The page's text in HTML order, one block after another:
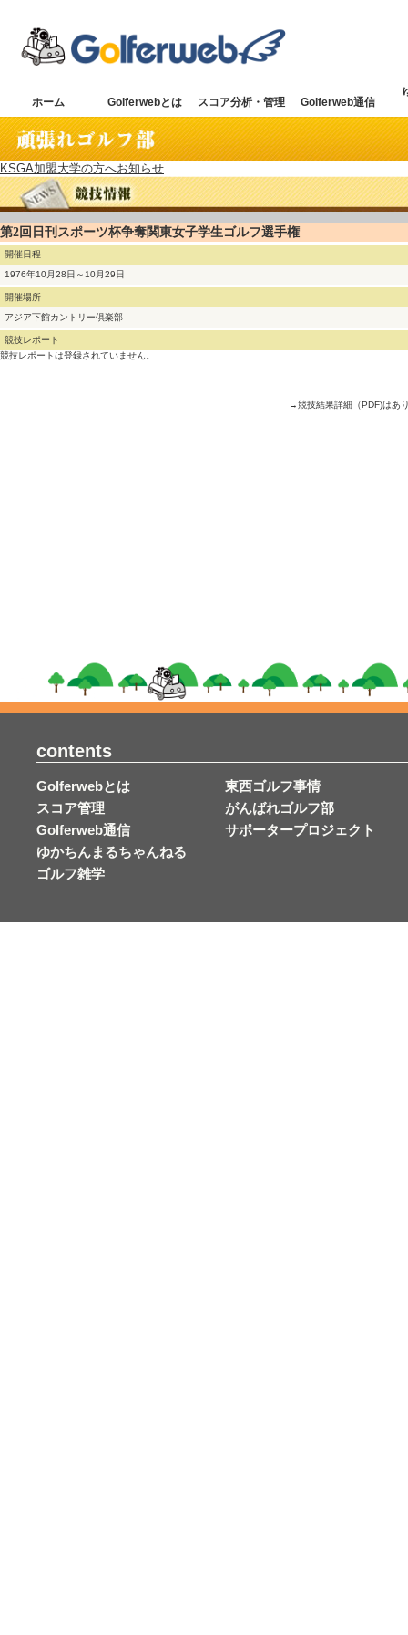
ホーム Golferwebとは スコア分析・管理 Golferweb通信
KSGA加盟大学の方へお知らせ
第2回日刊スポーツ杯争奪関東女子学生ゴルフ選手権
開催日程
1976年10月28日～10月29日
開催場所
アジア下館カントリー倶楽部
競技レポート
競技レポートは登録されていません。
→競技結果詳細（PDF)はあ
contents
Golferwebとは
スコア管理
Golferweb通信
ゆかちんまるちゃんねる
ゴルフ雑学
東西ゴルフ事情
がんばれゴルフ部
サポータープロジェクト